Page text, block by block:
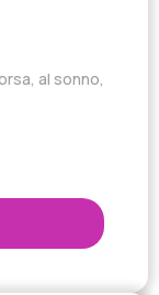
al sonno,